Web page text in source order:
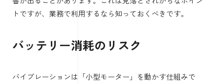
トですが、業務で利用するなら知っておくべきです。
バッテリー消耗のリスク
バイブレーションは「小型モーター」を動かす仕組みで